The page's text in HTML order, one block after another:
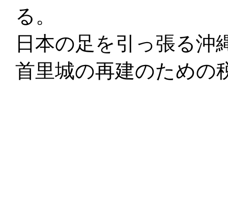
る。
日本の足を引っ張る沖
首里城の再建のための